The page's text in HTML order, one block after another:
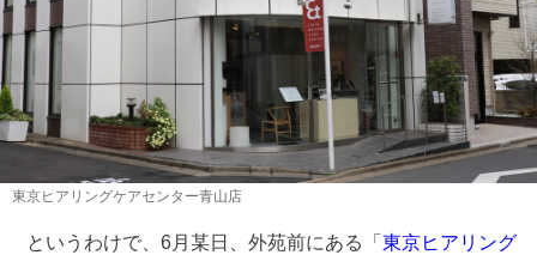
東京ヒアリングケアセンター青山店
というわけで、6月某日、外苑前にある「 東京ヒアリング